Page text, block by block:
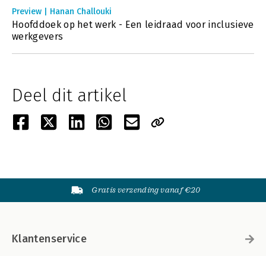
Preview | Hanan Challouki
Hoofddoek op het werk - Een leidraad voor inclusieve
werkgevers
Deel dit artikel
Gratis verzending vanaf €20
Klantenservice